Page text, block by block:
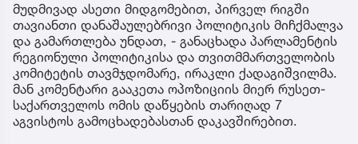
მუდმივად ასეთი მიდგომებით, პირველ რიგში
თავიანთი დანაშაულებრივი პოლიტიკის მიჩქმალვა
და გამართლება უნდათ, - განაცხადა პარლამენტის
რეგიონული პოლიტიკისა და თვითმმართველობის
კომიტეტის თავმჯდომარე, ირაკლი ქადაგიშვილმა.
მან კომენტარი გააკეთა ოპოზიციის მიერ რუსეთ-
საქართველოს ომის დაწყების თარიღად 7
აგვისტოს გამოცხადებასთან დაკავშირებით.